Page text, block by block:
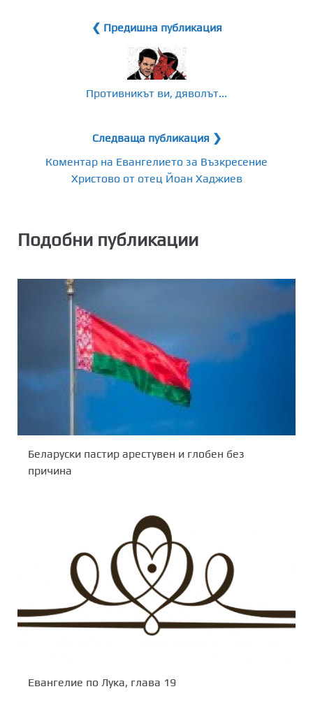
❮ Предишна публикация
Противникът ви, дяволът...
Следваща публикация ❯
Коментар на Евангелието за Възкресение
Христово от отец Йоан Хаджиев
Подобни публикации
Беларуски пастир арестувен и глобен без
причина
Евангелие по Лука, глава 19